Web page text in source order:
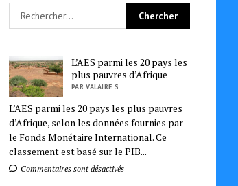
L’AES parmi les 20 pays les
plus pauvres d’Afrique
PAR VALAIRE S
L’AES parmi les 20 pays les plus pauvres
d’Afrique, selon les données fournies par
le Fonds Monétaire International. Ce
classement est basé sur le PIB...
Commentaires sont désactivés